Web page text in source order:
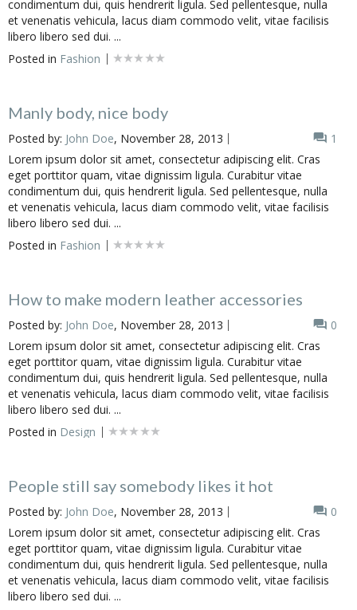
condimentum dui, quis hendrerit ligula. Sed pellentesque, nulla
et venenatis vehicula, lacus diam commodo velit, vitae facilisis
libero libero sed dui. ...
Posted in Fashion
Manly body, nice body
Posted by: John Doe, November 28, 2013
1
Lorem ipsum dolor sit amet, consectetur adipiscing elit. Cras
eget porttitor quam, vitae dignissim ligula. Curabitur vitae
condimentum dui, quis hendrerit ligula. Sed pellentesque, nulla
et venenatis vehicula, lacus diam commodo velit, vitae facilisis
libero libero sed dui. ...
Posted in Fashion
How to make modern leather accessories
Posted by: John Doe, November 28, 2013
0
Lorem ipsum dolor sit amet, consectetur adipiscing elit. Cras
eget porttitor quam, vitae dignissim ligula. Curabitur vitae
condimentum dui, quis hendrerit ligula. Sed pellentesque, nulla
et venenatis vehicula, lacus diam commodo velit, vitae facilisis
libero libero sed dui. ...
Posted in Design
People still say somebody likes it hot
Posted by: John Doe, November 28, 2013
0
Lorem ipsum dolor sit amet, consectetur adipiscing elit. Cras
eget porttitor quam, vitae dignissim ligula. Curabitur vitae
condimentum dui, quis hendrerit ligula. Sed pellentesque, nulla
et venenatis vehicula, lacus diam commodo velit, vitae facilisis
libero libero sed dui. ...